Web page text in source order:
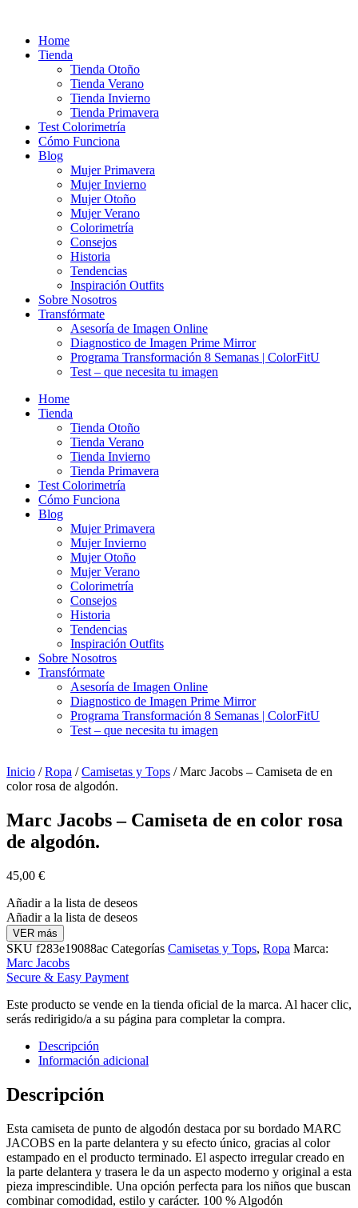
contenidoHome
Tienda
Tienda Otoño
Tienda Verano
Tienda Invierno
Tienda Primavera
Test Colorimetría
Cómo Funciona
Blog
Mujer Primavera
Mujer Invierno
Mujer Otoño
Mujer Verano
Colorimetría
Consejos
Historia
Tendencias
Inspiración Outfits
Sobre Nosotros
Transfórmate
Asesoría de Imagen Online
Diagnostico de Imagen Prime Mirror
Programa Transformación 8 Semanas | ColorFitU
Test – que necesita tu imagen
Home
Tienda
Tienda Otoño
Tienda Verano
Tienda Invierno
Tienda Primavera
Test Colorimetría
Cómo Funciona
Blog
Mujer Primavera
Mujer Invierno
Mujer Otoño
Mujer Verano
Colorimetría
Consejos
Historia
Tendencias
Inspiración Outfits
Sobre Nosotros
Transfórmate
Asesoría de Imagen Online
Diagnostico de Imagen Prime Mirror
Programa Transformación 8 Semanas | ColorFitU
Test – que necesita tu imagen
Inicio /Ropa /Camisetas y Tops / Marc Jacobs – Camiseta de en
color rosa de algodón.
Marc Jacobs – Camiseta de en color rosa
de algodón.
45,00 €
Añadir a la lista de deseos
Añadir a la lista de deseos
VER más
SKU f283e19088ac Categorías Camisetas y Tops, Ropa Marca:
Marc Jacobs
Secure & Easy Payment
Este producto se vende en la tienda oficial de la marca. Al hacer clic,
serás redirigido/a a su página para completar la compra.
Descripción
Información adicional
Descripción
Esta camiseta de punto de algodón destaca por su bordado MARC
JACOBS en la parte delantera y su efecto único, gracias al color
estampado en el producto terminado. El aspecto irregular creado en
la parte delantera y trasera le da un aspecto moderno y original a esta
pieza imprescindible. Una opción perfecta para los niños que buscan
combinar comodidad, estilo y carácter. 100 % Algodón